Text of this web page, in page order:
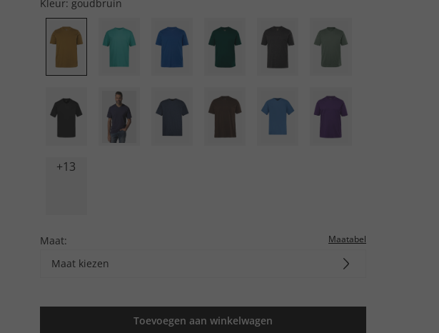
Kleur: goudbruin
+13
Maat: Maatabel
Maat kiezen
Toevoegen aan winkelwagen